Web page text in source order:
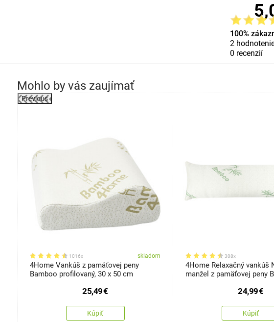
100%
2
0 recenzií
Mohlo by vás zaujímať
Previous
1016x skladom
4Home Vankúš z pamäťovej peny
Bamboo profilovaný, 30 x 50 cm
25,49€
Kúpiť
308x
4Home Relaxačný vankúš
manžel z pamäťovej peny
24,99€
Kúpiť